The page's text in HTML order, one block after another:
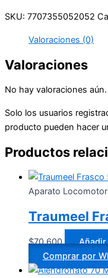
SKU: 7707355052052
Valoraciones (0)
Valoraciones
No hay valoraciones aún.
Solo los usuarios
producto pueden hacer
Productos
Aparato Locomotor
Traumeel
$70.600
Comprar por